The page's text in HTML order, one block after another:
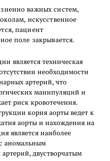
важных систем,
искусственное
пациент
поле закрывается.
является техническая
необходимости
артерий, что
манипуляций и
риск кровотечения.
корня аорты ведет к
аорты и нахождения на
является наиболее
аномальным
двустворчатым